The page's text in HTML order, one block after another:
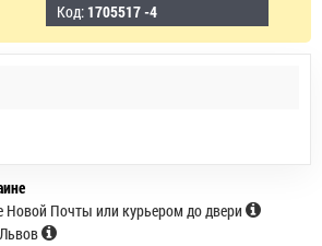
Код: 1705517 -4
Новой Почты или курьером до двери